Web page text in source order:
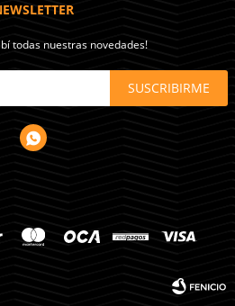
todas nuestras novedades!
SUSCRIBIRME
